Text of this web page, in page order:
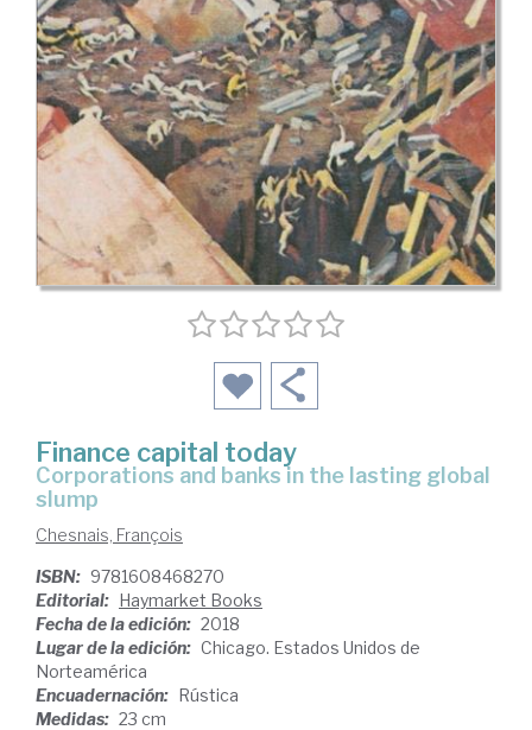
Finance capital today
corporations and banks in the lasting global
slump
Chesnais, François
ISBN: 9781608468270
Editorial: Haymarket Books
Fecha de la edición: 2018
Lugar de la edición: Chicago. Estados Unidos de
Norteamérica
Encuadernación: Rústica
Medidas: 23 cm